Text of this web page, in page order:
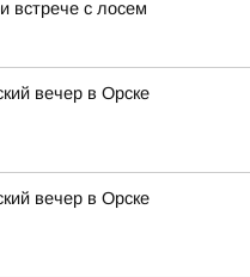
встрече с лосем
вечер в Орске
вечер в Орске